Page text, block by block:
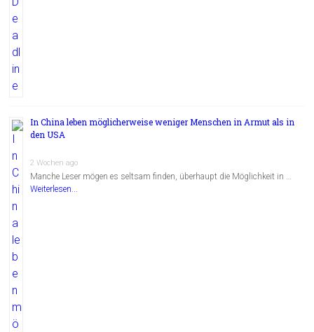
In China leben möglicherweise weniger Menschen in Armut als in
den USA
2 Wochen ago
Manche Leser mögen es seltsam finden, überhaupt die Möglichkeit in …
Weiterlesen...